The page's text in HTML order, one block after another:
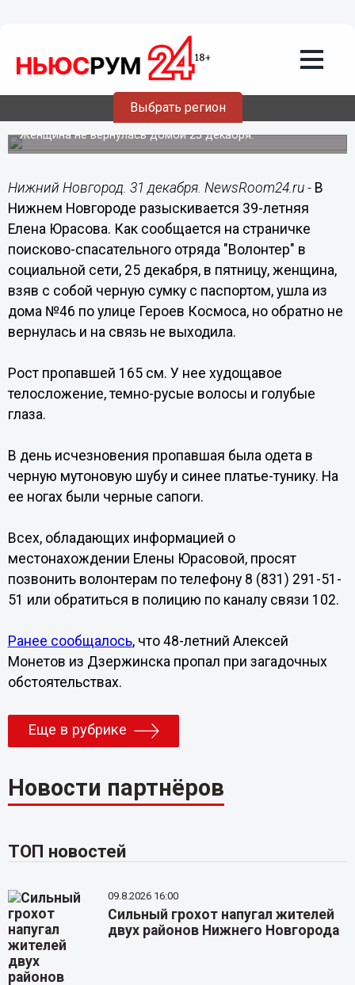
Выбрать регион
31.12.202017:18
39-летняя Елена Юрасова пропала в
Нижнем Новгороде
Женщина не вернулась домой 25 декабря.
Нижний Новгород. 31 декабря. NewsRoom24.ru - В
Нижнем Новгороде разыскивается 39-летняя
Елена Юрасова. Как сообщается на страничке
поисково-спасательного отряда "Волонтер" в
социальной сети, 25 декабря, в пятницу, женщина,
взяв с собой черную сумку с паспортом, ушла из
дома №46 по улице Героев Космоса, но обратно не
вернулась и на связь не выходила.
Рост пропавшей 165 см. У нее худощавое
телосложение, темно-русые волосы и голубые
глаза.
В день исчезновения пропавшая была одета в
черную мутоновую шубу и синее платье-тунику. На
ее ногах были черные сапоги.
Всех, обладающих информацией о
местонахождении Елены Юрасовой, просят
позвонить волонтерам по телефону 8 (831) 291-51-
51 или обратиться в полицию по каналу связи 102.
Ранее сообщалось, что 48-летний Алексей
Монетов из Дзержинска пропал при загадочных
обстоятельствах.
Еще в рубрике
Новости партнёров
ТОП новостей
09.8.2026 16:00
Сильный грохот напугал жителей
двух районов Нижнего Новгорода